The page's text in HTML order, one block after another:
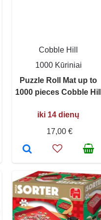
Cobble Hill
1000 Kūriniai
Puzzle Roll Mat up to
1000 pieces Cobble Hill
iki 14 dienų
17,00 €